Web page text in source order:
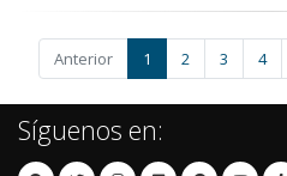
Anterior 1 2 3 4
Síguenos en: